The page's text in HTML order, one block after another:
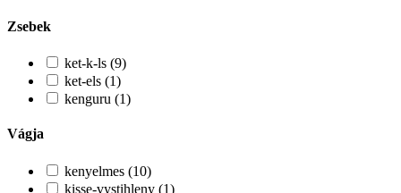
Zsebek
ket-k-ls (9)
ket-els (1)
kenguru (1)
Vágja
kenyelmes (10)
kisse-vystihleny (1)